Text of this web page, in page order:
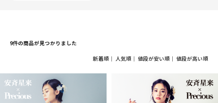
9件の商品が見つかりました
新着順 ｜ 人気順 ｜ 値段が安い順 ｜ 値段が高い順